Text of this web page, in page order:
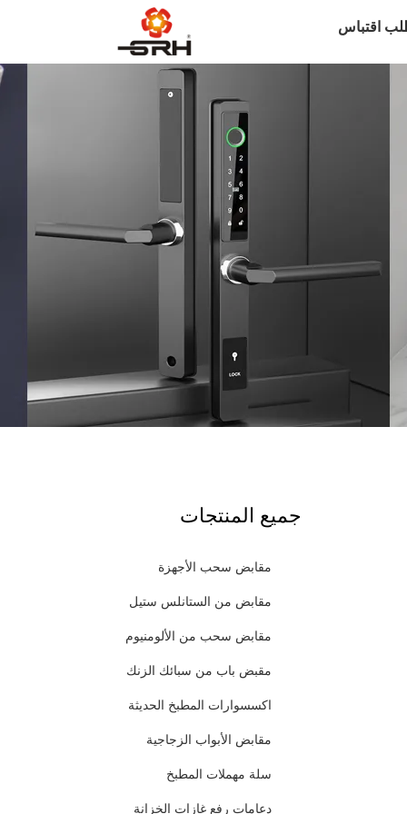
اقتباس
جميع المنتجات
مقابض سحب الأجهزة
مقابض من الستانلس ستيل
مقابض سحب من الألومنيوم
مقبض باب من سبائك الزنك
اكسسوارات المطبخ الحديثة
مقابض الأبواب الزجاجية
سلة مهملات المطبخ
دعامات رفع غازات الخزانة